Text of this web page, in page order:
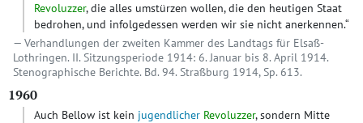
Revoluzzer, die alles umstürzen wollen, die den heutigen Staat
bedrohen, und infolgedessen werden wir sie nicht anerkennen.“
Verhandlungen der zweiten Kammer des Landtags für Elsaß-
Lothringen. II. Sitzungsperiode 1914: 6. Januar bis 8. April 1914.
Stenographische Berichte. Bd. 94. Straßburg 1914, Sp. 613.
1960
Auch Bellow ist kein jugendlicher Revoluzzer, sondern Mitte